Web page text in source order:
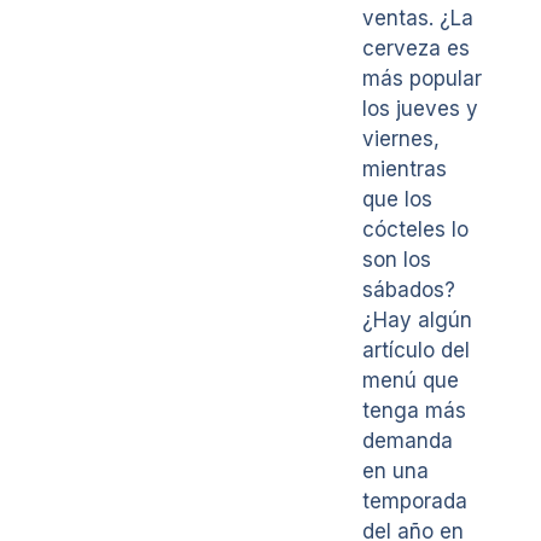
ventas. ¿La
cerveza es
más popular
los jueves y
viernes,
mientras
que los
cócteles lo
son los
sábados?
¿Hay algún
artículo del
menú que
tenga más
demanda
en una
temporada
del año en